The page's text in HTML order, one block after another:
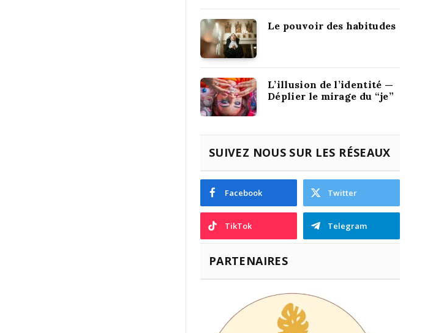
Le pouvoir des habitudes
L’illusion de l’identité —
Déplier le mirage du “je”
SUIVEZ NOUS SUR LES RÉSEAUX
Facebook Twitter
TikTok Telegram
PARTENAIRES